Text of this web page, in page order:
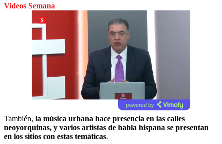
Videos Semana
powered by
También, la música urbana hace presencia en las calles
neoyorquinas, y varios artistas de habla hispana se presentan
en los sitios con estas temáticas.